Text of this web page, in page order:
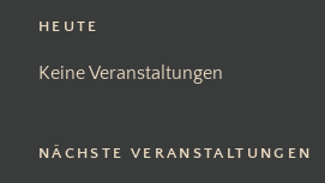
HEUTE
Keine Veranstaltungen
NÄCHSTE VERANSTALTUNGEN